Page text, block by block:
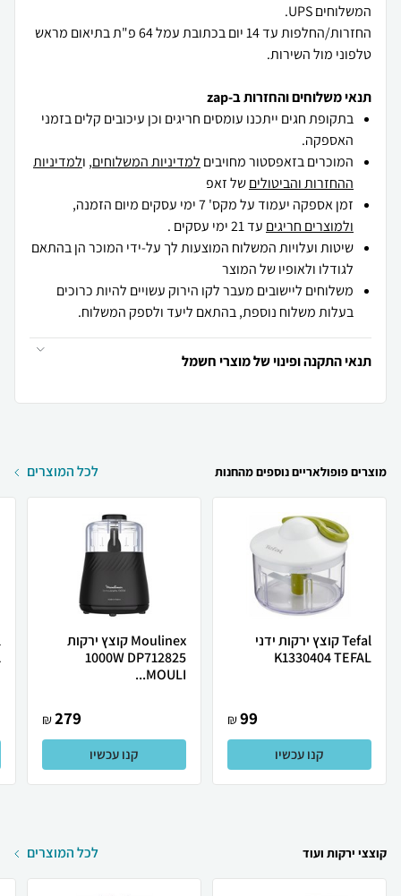
החזרות/החלפות עד 14 יום בכתובת עמל 64 פ"ת בתיאום מראש
טלפוני מול השירות.
תנאי משלוחים והחזרות ב-zap
בתקופת חגים ייתכנו עומסים חריגים וכן עיכובים קלים בזמני
האספקה.
המוכרים בזאפסטור מחויבים למדיניות המשלוחים, ולמדיניות
ההחזרות והביטוליםשל זאפ
זמן אספקה יעמוד על מקס' 7 ימי עסקים מיום הזמנה,
ולמוצרים חריגים עד 21 ימי עסקים .
שיטות ועלויות המשלוח המוצעות לך על-ידי המוכר הן בהתאם
לגודלו ולאופיו של המוצר
משלוחים ליישובים מעבר לקו הירוק עשויים להיות כרוכים
בעלות משלוח נוספת, בהתאם ליעד ולספק המשלוח.
תנאי התקנה ופינוי של מוצרי חשמל
מוצרים פופולאריים נוספים מהחנות לכל המוצרים
Tefal קוצץ ירקות ידני
K1330404 TEFAL
99
₪
קנו עכשיו
Moulinex קוצץ ירקות
1000W DP712825
MOULI...
279
₪
קנו עכשיו
קוצצי ירקות ועוד לכל המוצרים